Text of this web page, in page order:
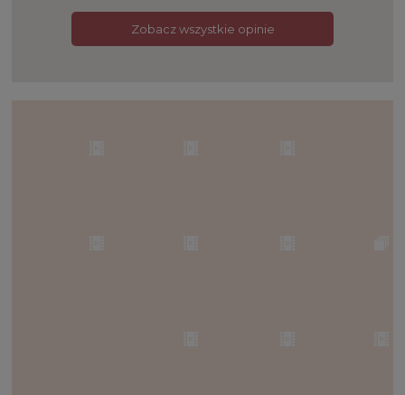
Zobacz wszystkie opinie